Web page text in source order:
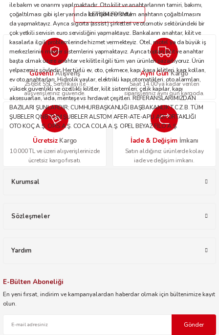
ile bakım ve onarımı yapılmaktadır. Oto kilit ve anahtarlarının tamiri, bakımı,
çoğaltılması gibi işler yanında immobilizer sistem anahtarın çoğaltılmasını
da yapmaktayız. Ayrıca sigorta (assist) şirketleri ve otomotiv sektöründeki bir
çok yetkili servisin euro servisliğini yapmaktayız. Bankaların anahtar, kilit ve
kasalarla ilgili problemlerinde hizmet vermekteyiz. Otel, motel ya da büyük iş
merkezlerinin master sistemlerini yapmaktayız. Ayrıca toptan kilit ve anahtar
başta olmak üzere anahtar ve kilitle ilgili tüm yan ürünleri pazarlıyoruz. Ürün
yelpazemiz şöyledir: Her türlü ev, oto, çekmece, kapı, kasa kilitleri, kapı kolları,
ev oto anahtarları. Hidrolik yaylar, elektrikli kapı otomatikleri, oto alarmları,
yüksek güvenlikli ve özellikli kilitler, kilit sistemleri; çelik kapılar, kapı
aksesuarları, vida, menteşe vs hırdavat çeşitleri. REFERANSLARIMIZDAN
BAZILARI ŞUNLARDIR; CUMHURBAŞKANLIĞI BAŞBAKANLIK T.C.Z.B. TÜM
ŞUBELER QNB TÜM ŞUBELER ALSTOM AFER-ATE-APU ADİ ORTAKLIĞI
OTO KOÇ A.Ş. OPİS A.Ş. COCA COLA A.Ş. OPEL BEYAZ FİLO A.Ş.
İLETİŞİM FORMU
GüvenliAlışveriş
256Bit SSL Sertifikası ile
alışverişleriniz güvende.
Aynı GünKargo
Saat 14.00'ya kadar verilen
siparişleriniz aynı gün kargoda.
Ücretsiz Kargo
10.000 TL ve üzeri alışverişlerinizde
ücretsiz kargo fırsatı.
İade & Değişim İmkanı
Satın aldığınız ürünlerde kolay
iade ve değişim imkanı.
Kurumsal
Sözleşmeler
Yardım
E-Bülten Aboneliği
En yeni fırsat, indirim ve kampanyalardan haberdar olmak için bültenimize kayıt
olun.
Gönder